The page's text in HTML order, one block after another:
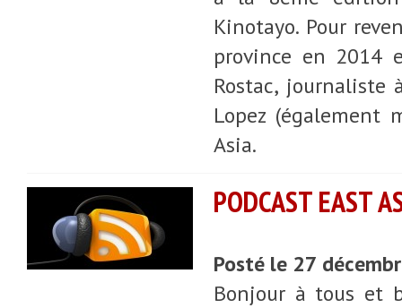
Kinotayo. Pour
province en 2014
Rostac,
Lopez (également
Asia.
PODCAST EAST
Posté le 27
Bonjour à tous et